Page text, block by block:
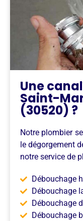
Une
Saint-
(30520) ?
Notre plombier
le dégorgement
notre service de
Débouchage
Débouchage
Débouchage
Débouchage